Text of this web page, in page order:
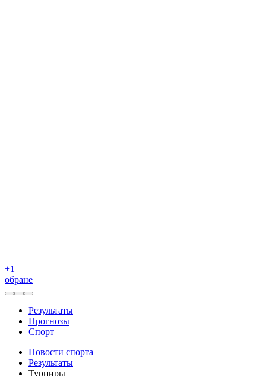
+1
обране
Результаты
Прогнозы
Спорт
Новости спорта
Результаты
Турниры